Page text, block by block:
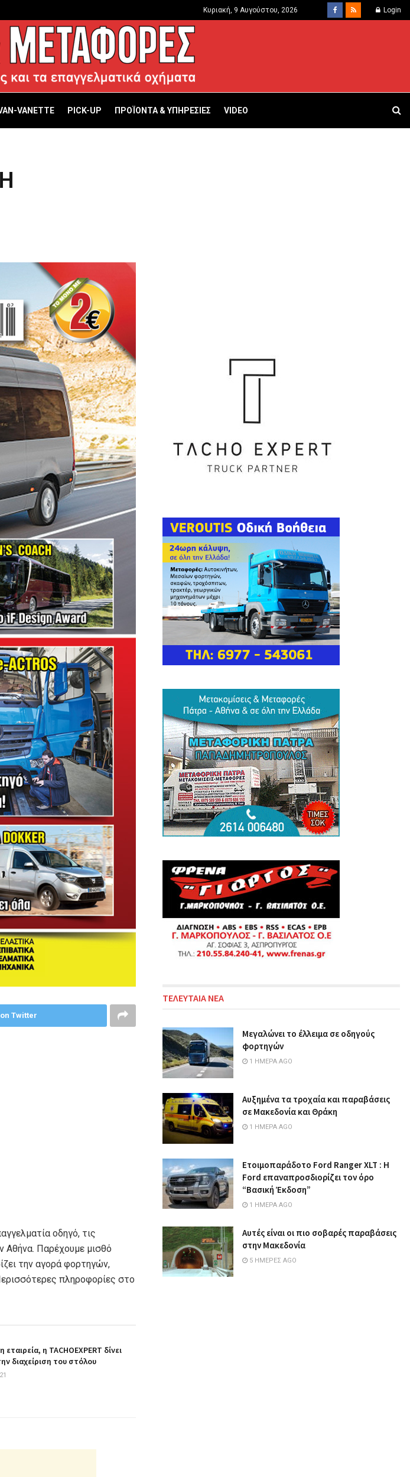
Κυριακή, 9 Αυγούστου, 2026 Login
VANETTΕ PICK-UP ΠΡΟΪΟΝΤΑ & ΥΠΗΡΕΣΙΕΣ VIDEO
Twitter
οδηγό, τις
Αθήνα. Παρέχουμε μισθό
την αγορά φορτηγών,
πληροφορίες στο
εταιρεία, η TACHOEXPERT δίνει
διαχείριση του στόλου
ΤΕΛΕΥΤΑΙΑ ΝΕΑ
Μεγαλώνει το έλλειμα σε οδηγούς
φορτηγών
1 ΗΜΈΡΑ AGO
Αυξημένα τα τροχαία και παραβάσεις
σε Μακεδονία και Θράκη
1 ΗΜΈΡΑ AGO
Ετοιμοπαράδοτο Ford Ranger XLT : Η
Ford επαναπροσδιορίζει τον όρο
“Βασική Έκδοση”
1 ΗΜΈΡΑ AGO
Αυτές είναι οι πιο σοβαρές παραβάσεις
στην Μακεδονία
5 ΗΜΈΡΕΣ AGO